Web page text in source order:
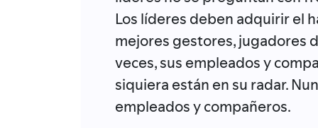
Los líderes deben adquirir el
mejores gestores, jugadores
veces, sus empleados y
siquiera están en su radar.
empleados y compañeros.